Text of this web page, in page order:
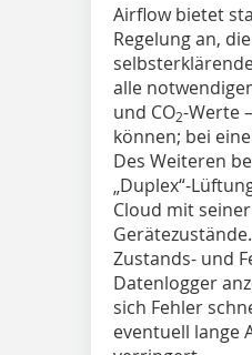
Airflow bietet
Regelung an,
alle
und CO2-Werte
können; bei
Des Weiteren
„Duplex“-
Cloud mit
Zustands- und
Datenlogger
sich Fehler
eventuell lange